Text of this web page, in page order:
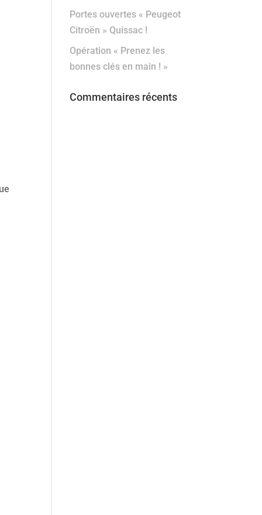
Portes ouvertes « Peugeot
Citroën » Quissac !
Opération « Prenez les
bonnes clés en main ! »
Commentaires récents